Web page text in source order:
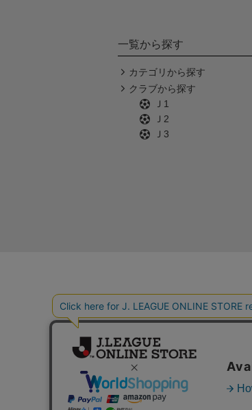
一覧から探す
カテゴリから探す
クラブから探す
Ｊ1
Ｊ2
Ｊ3